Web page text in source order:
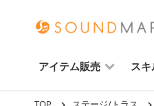
アイテム販売 ス